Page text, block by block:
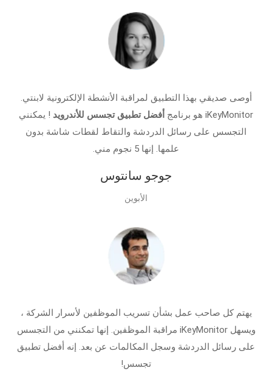
أوصى صديقي بهذا التطبيق لمراقبة الأنشطة الإلكترونية لابنتي.
iKeyMonitor هو برنامج
أفضل تطبيق تجسس للأندرويد ! يمكنني
التجسس على رسائل الدردشة والتقاط لقطات شاشة بدون
علمها. إنها 5 نجوم مني.
جوجو سانتوس
الأبوين
يهتم كل صاحب عمل بشأن تسريب الموظفين لأسرار الشركة ،
ويسهل iKeyMonitor مراقبة الموظفين. إنها تمكنني من التجسس
على رسائل الدردشة وسجل المكالمات عن بعد. إنه أفضل تطبيق
تجسس!